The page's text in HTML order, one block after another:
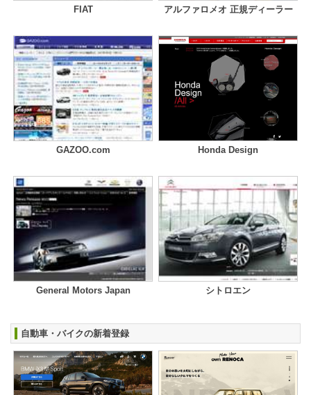
FIAT アルファロメオ 正規ディーラー
GAZOO.com Honda Design
General Motors Japan シトロエン
自動車・バイクの新着登録